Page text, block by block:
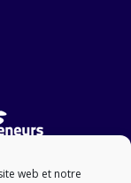
web et notre